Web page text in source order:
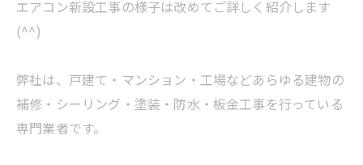
エアコン新設工事の様子は改めてご詳しく紹介します
(^^)
弊社は、戸建て・マンション・工場などあらゆる建物の
補修・シーリング・塗装・防水・板金工事を行っている
専門業者です。